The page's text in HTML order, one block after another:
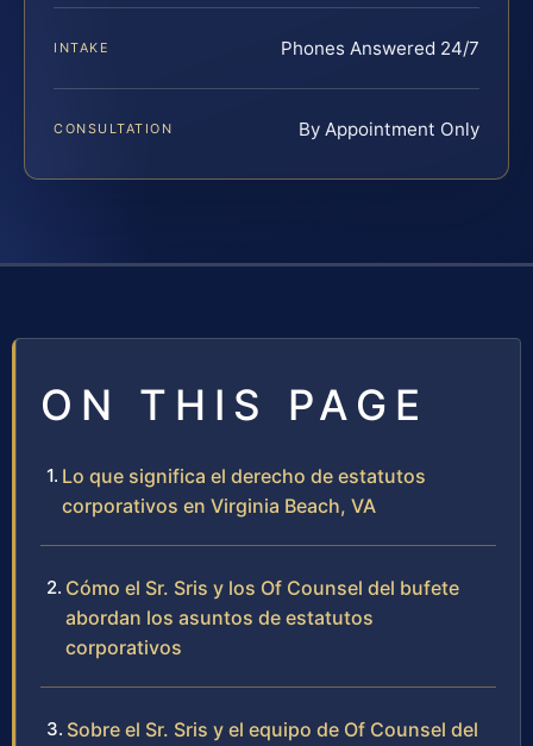
INTAKE Phones Answered 24/7
CONSULTATION By Appointment Only
ON THIS PAGE
Lo que significa el derecho de estatutos
corporativos en Virginia Beach, VA
Cómo el Sr. Sris y los Of Counsel del bufete
abordan los asuntos de estatutos
corporativos
Sobre el Sr. Sris y el equipo de Of Counsel del